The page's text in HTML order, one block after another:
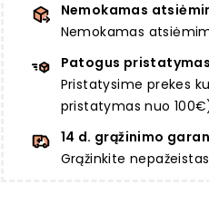
Nemokamas
Nemokamas
Patogus pristatymas
Pristatysime prekes
pristatymas nuo
14 d. grąžinimo
Grąžinkite